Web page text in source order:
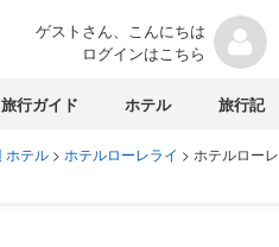
ゲストさん、こんにちは
ログインはこちら
旅行ガイド ホテル 旅行記
ホテル > ホテルローレライ > ホテルローレ